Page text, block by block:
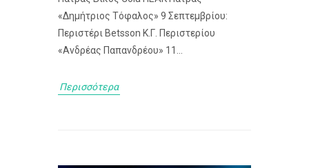
«Δημήτριος Τόφαλος» 9 Σεπτεμβρίου:
Περιστέρι Betsson Κ.Γ. Περιστερίου
«Ανδρέας Παπανδρέου» 11...
Περισσότερα